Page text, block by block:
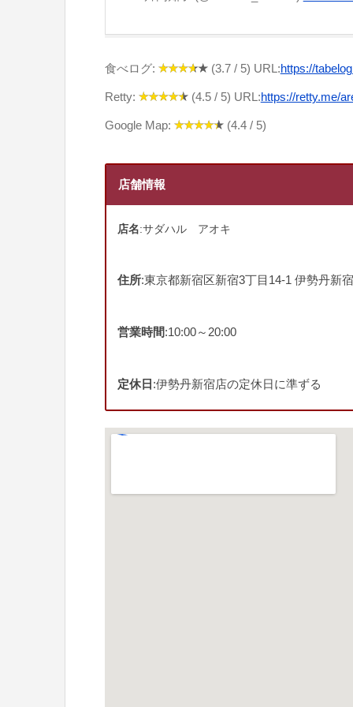
食べログ: (3.7 / 5) URL:https://
Retty: (4.5 / 5) URL:https://retty.me/
Google Map: (4.4 / 5)
店舗情報
店名:サダハル アオキ
住所:東京都新宿区新宿3丁目14-1 伊勢丹新
営業時間:10:00～20:00
定休日 :伊勢丹新宿店の定休日に準ずる